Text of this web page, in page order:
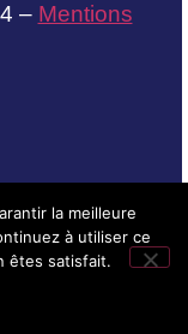
– Mentions
la meilleure
à utiliser ce
êtes satisfait.